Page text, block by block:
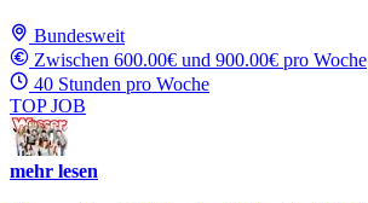
Bundesweit
Zwischen 600.00€ und 900.00€ pro Woche
40 Stunden pro Woche
TOP JOB
mehr lesen